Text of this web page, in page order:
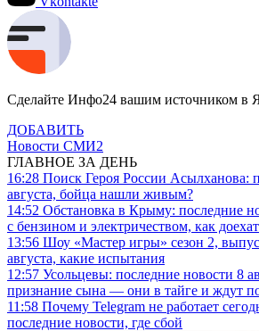
Сделайте Инфо24 вашим источником в
ДОБАВИТЬ
Новости СМИ2
ГЛАВНОЕ ЗА ДЕНЬ
16:28 Поиск Героя России Асылханова:
августа, бойца нашли живым?
14:52 Обстановка в Крыму: последние
с бензином и электричеством, как
13:56 Шоу «Мастер игры» сезон 2,
августа, какие испытания
12:57 Усольцевы: последние новости 8
признание сына — они в тайге и ждут
11:58 Почему Telegram не работает
последние новости, где сбой